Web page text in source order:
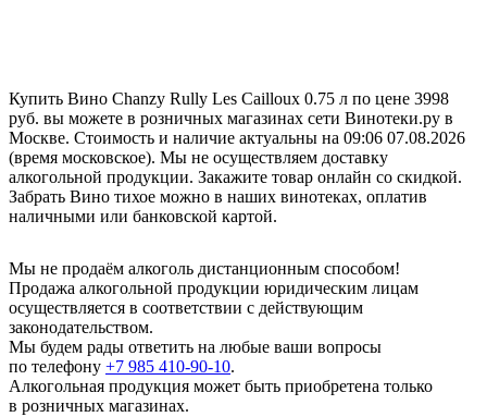
Купить Вино Chanzy Rully Les Cailloux 0.75 л по цене 3998
руб. вы можете в розничных магазинах сети Винотеки.ру в
Москве. Стоимость и наличие актуальны на 09:06 07.08.2026
(время московское). Мы не осуществляем доставку
алкогольной продукции. Закажите товар онлайн со скидкой.
Забрать Вино тихое можно в наших винотеках, оплатив
наличными или банковской картой.
Мы не продаём алкоголь дистанционным способом!
Продажа алкогольной продукции юридическим лицам
осуществляется в соответствии с действующим
законодательством.
Мы будем рады ответить на любые ваши вопросы
по телефону +7 985 410-90-10.
Алкогольная продукция может быть приобретена только
в розничных магазинах.